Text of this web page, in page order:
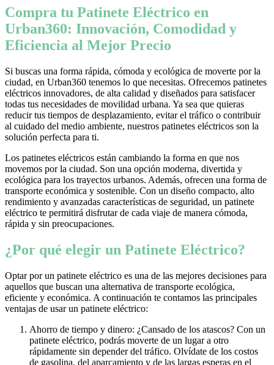
Compra tu Patinete Eléctrico en
Urban360: Innovación, Comodidad y
Eficiencia al Mejor Precio
Si buscas una forma rápida, cómoda y ecológica de moverte por la
ciudad, en Urban360 tenemos lo que necesitas. Ofrecemos patinetes
eléctricos innovadores, de alta calidad y diseñados para satisfacer
todas tus necesidades de movilidad urbana. Ya sea que quieras
reducir tus tiempos de desplazamiento, evitar el tráfico o contribuir
al cuidado del medio ambiente, nuestros patinetes eléctricos son la
solución perfecta para ti.
Los patinetes eléctricos están cambiando la forma en que nos
movemos por la ciudad. Son una opción moderna, divertida y
ecológica para los trayectos urbanos. Además, ofrecen una forma de
transporte económica y sostenible. Con un diseño compacto, alto
rendimiento y avanzadas características de seguridad, un patinete
eléctrico te permitirá disfrutar de cada viaje de manera cómoda,
rápida y sin preocupaciones.
¿Por qué elegir un Patinete Eléctrico?
Optar por un patinete eléctrico es una de las mejores decisiones para
aquellos que buscan una alternativa de transporte ecológica,
eficiente y económica. A continuación te contamos las principales
ventajas de usar un patinete eléctrico:
Ahorro de tiempo y dinero: ¿Cansado de los atascos? Con un
patinete eléctrico, podrás moverte de un lugar a otro
rápidamente sin depender del tráfico. Olvídate de los costos
de gasolina, del aparcamiento y de las largas esperas en el